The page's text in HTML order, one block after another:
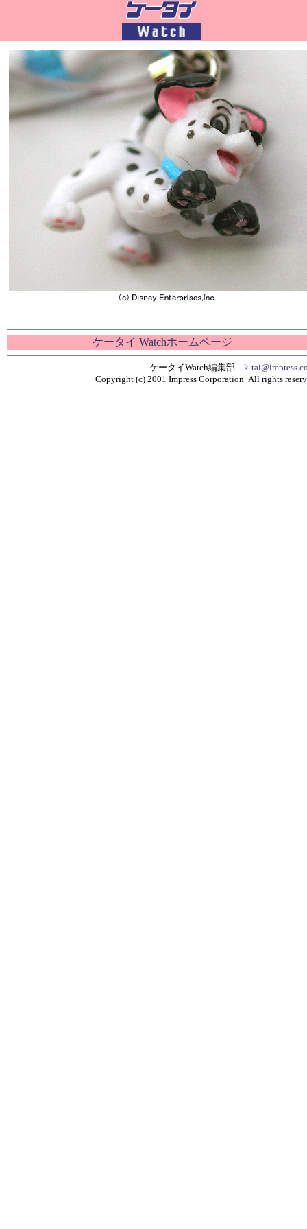
ケータイ Watchホームページ
ケータイWatch編集部 k-
Copyright (c) 2001 Impress Corporation All rights